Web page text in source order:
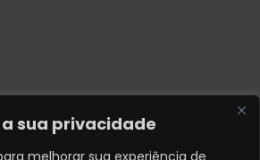
sua privacidade
melhorar sua experiência de
– LGPD